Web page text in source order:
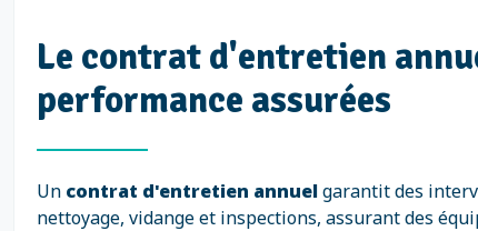
Le contrat d'entretien
performance assurées
Un contrat d'entretien annuelgarantit des
nettoyage, vidange et inspections, assurant des